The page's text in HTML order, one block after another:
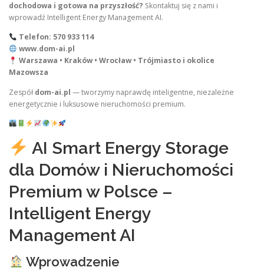
dochodowa i gotowa na przyszłość? Skontaktuj się z nami i
wprowadź Intelligent Energy Management AI.
Telefon: 570 933 114
www.dom-ai.pl
Warszawa • Kraków • Wrocław • Trójmiasto i okolice
Mazowsza
Zespół dom-ai.pl — tworzymy naprawdę inteligentne, niezależne
energetycznie i luksusowe nieruchomości premium.
AI Smart Energy Storage
dla Domów i Nieruchomości
Premium w Polsce –
Intelligent Energy
Management AI
Wprowadzenie